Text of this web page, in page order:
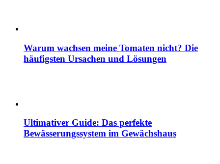
Warum wachsen meine Tomaten nicht? Die
häufigsten Ursachen und Lösungen
Ultimativer Guide: Das perfekte
Bewässerungssystem im Gewächshaus